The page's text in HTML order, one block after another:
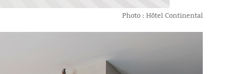
Photo : Hôtel Continental